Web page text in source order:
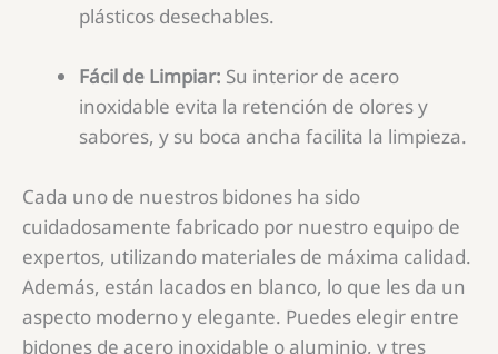
plásticos desechables.
Fácil de Limpiar: Su interior de acero
inoxidable evita la retención de olores y
sabores, y su boca ancha facilita la limpieza.
Cada uno de nuestros bidones ha sido
cuidadosamente fabricado por nuestro equipo de
expertos, utilizando materiales de máxima calidad.
Además, están lacados en blanco, lo que les da un
aspecto moderno y elegante. Puedes elegir entre
bidones de acero inoxidable o aluminio, y tres